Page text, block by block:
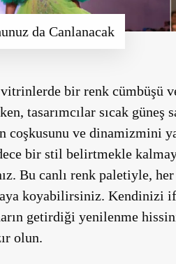
da Canlanacak
bir renk cümbüşü
tasarımcılar sıcak
ve dinamizmini
bir stil belirtmekle
Bu canlı renk paletiyle,
koyabilirsiniz. Kendinizi
getirdiği yenilenme
olun.